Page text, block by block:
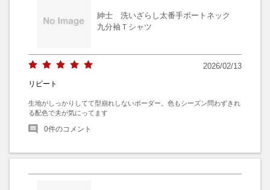
紳士 洗いざらし太番手ボートネック
九分袖Ｔシャツ
2026/02/13
リピート
生地がしっかりしてて型崩れしないボーダー。色もシーズン問わずきれ
る配色で夫が気にってます
0件のコメント